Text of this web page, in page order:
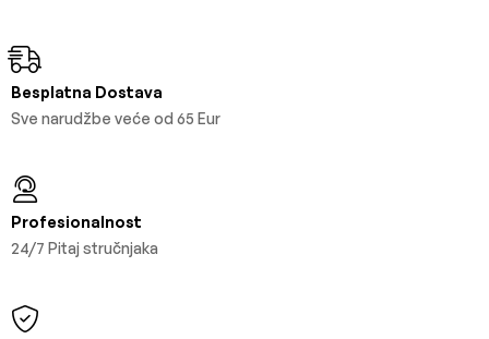
Besplatna Dostava
Sve narudžbe veće od 65 Eur
Profesionalnost
24/7 Pitaj stručnjaka